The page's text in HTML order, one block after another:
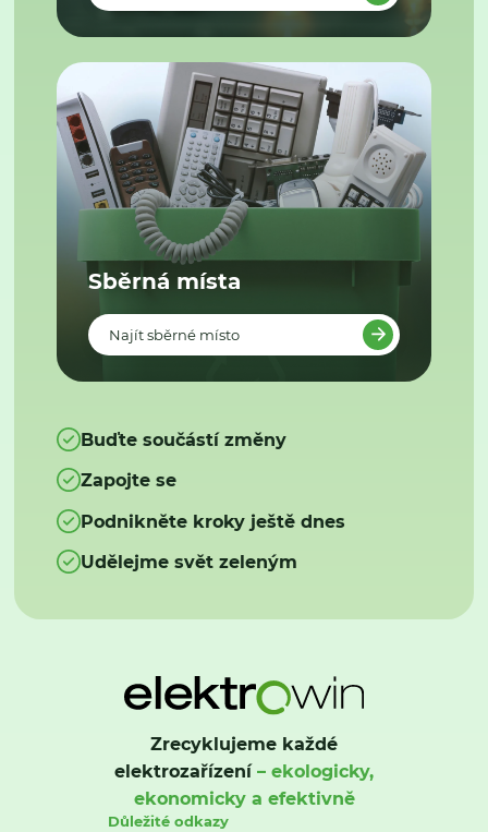
Sběrná místa
Najít sběrné místo
Buďte součástí změny
Zapojte se
Podnikněte kroky ještě dnes
Udělejme svět zeleným
Zrecyklujeme každé
elektrozařízení– ekologicky,
ekonomicky a efektivně
Důležité odkazy